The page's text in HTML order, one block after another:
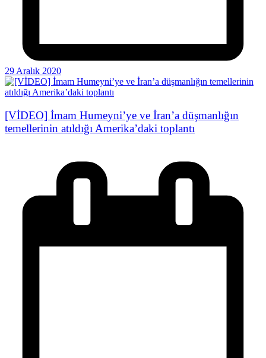
29 Aralık 2020
[VİDEO] İmam Humeyni’ye ve İran’a düşmanlığın
temellerinin atıldığı Amerika’daki toplantı